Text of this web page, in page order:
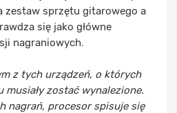
zestaw sprzętu gitarowego a
się jako główne
nagraniowych.
z tych urządzeń, o których
musiały zostać wynalezione.
nagrań, procesor spisuje się